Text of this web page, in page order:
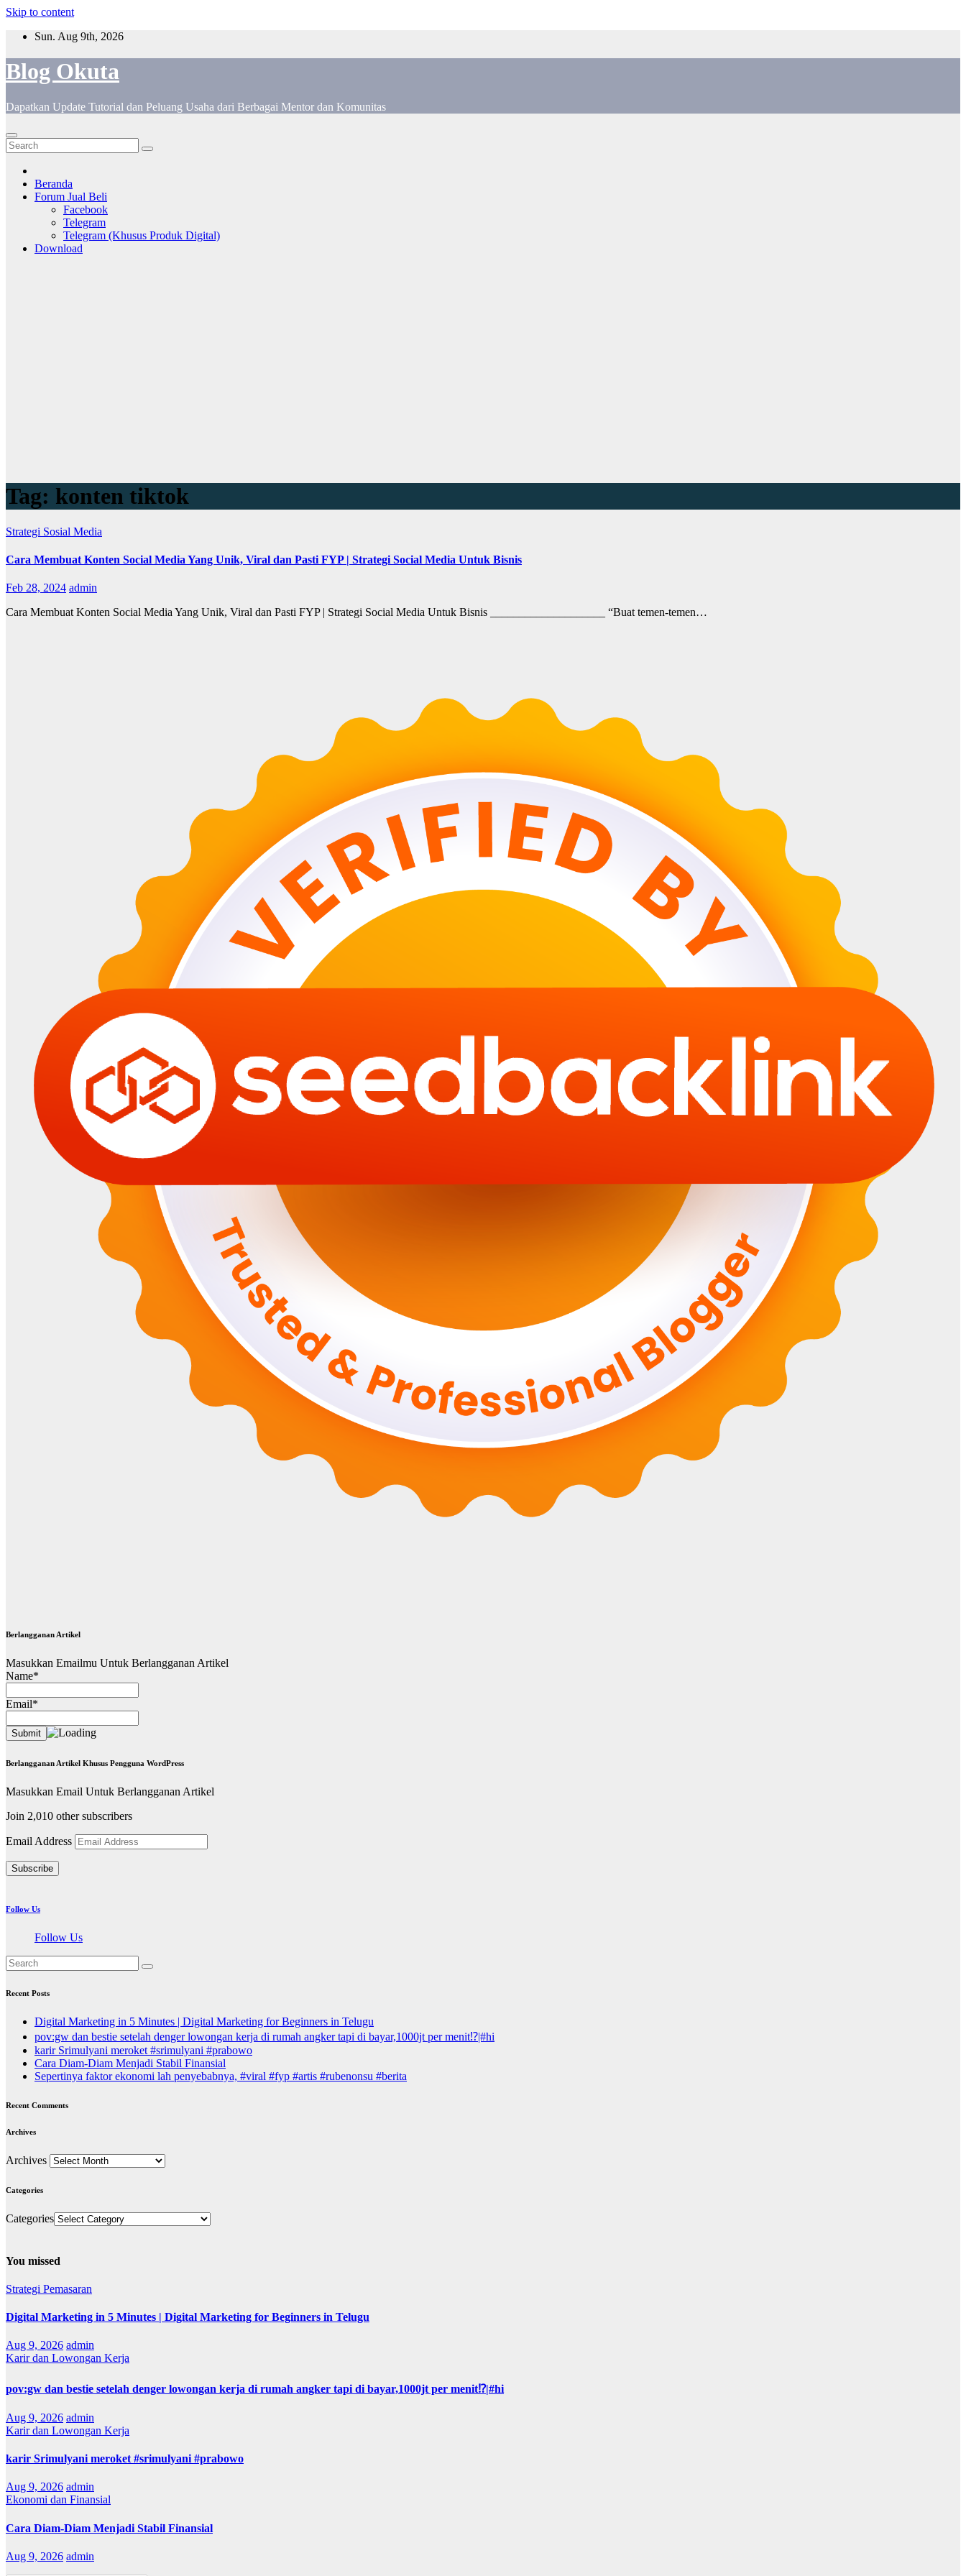
Skip to content
Sun. Aug 9th, 2026
Blog Okuta
Dapatkan Update Tutorial dan Peluang Usaha dari Berbagai Mentor dan Komunitas
Beranda
Forum Jual Beli
Facebook
Telegram
Telegram (Khusus Produk Digital)
Download
Tag: konten tiktok
Strategi Sosial Media
Cara Membuat Konten Social Media Yang Unik, Viral dan Pasti FYP | Strategi Social Media Untuk Bisnis
Feb 28, 2024 admin
Cara Membuat Konten Social Media Yang Unik, Viral dan Pasti FYP | Strategi Social Media Untuk Bisnis ____________________ “Buat temen-temen…
Berlangganan Artikel
Masukkan Emailmu Untuk Berlangganan Artikel
Name*
Email*
Berlangganan Artikel Khusus Pengguna WordPress
Masukkan Email Untuk Berlangganan Artikel
Join 2,010 other subscribers
Email Address
Subscribe
Follow Us
Follow Us
Recent Posts
Digital Marketing in 5 Minutes | Digital Marketing for Beginners in Telugu
pov:gw dan bestie setelah denger lowongan kerja di rumah angker tapi di bayar,1000jt per menit⁉️|#hi
karir Srimulyani meroket #srimulyani #prabowo
Cara Diam-Diam Menjadi Stabil Finansial
Sepertinya faktor ekonomi lah penyebabnya, #viral #fyp #artis #rubenonsu #berita
Recent Comments
Archives
Archives
Categories
Categories
You missed
Strategi Pemasaran
Digital Marketing in 5 Minutes | Digital Marketing for Beginners in Telugu
Aug 9, 2026 admin
Karir dan Lowongan Kerja
pov:gw dan bestie setelah denger lowongan kerja di rumah angker tapi di bayar,1000jt per menit⁉️|#hi
Aug 9, 2026 admin
Karir dan Lowongan Kerja
karir Srimulyani meroket #srimulyani #prabowo
Aug 9, 2026 admin
Ekonomi dan Finansial
Cara Diam-Diam Menjadi Stabil Finansial
Aug 9, 2026 admin